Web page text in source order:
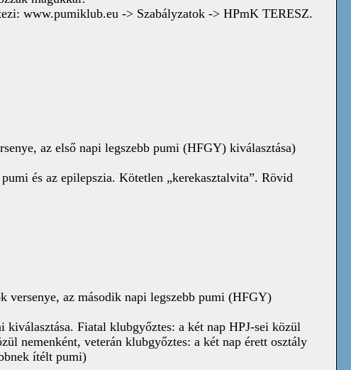
www.pumiklub.eu -> Szabályzatok -> HPmK TERESZ.
az első napi legszebb pumi (HFGY) kiválasztása)
és az epilepszia. Kötetlen „kerekasztalvita”. Rövid
versenye, az második napi legszebb pumi (HFGY)
Fiatal klubgyőztes: a két nap HPJ-sei közül
nemenként, veterán klubgyőztes: a két nap érett osztály
ítélt pumi)